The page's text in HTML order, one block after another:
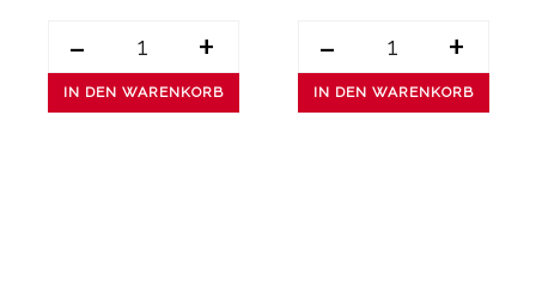
- +
IN DEN WARENKORB
- +
IN DEN WARENKORB